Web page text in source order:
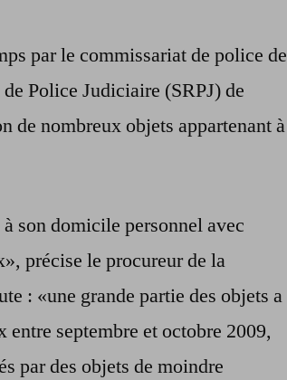
par le commissariat de police de
Police Judiciaire (SRPJ) de
nombreux objets appartenant à
son domicile personnel avec
précise le procureur de la
: «une grande partie des objets a
septembre et octobre 2009,
par des objets de moindre